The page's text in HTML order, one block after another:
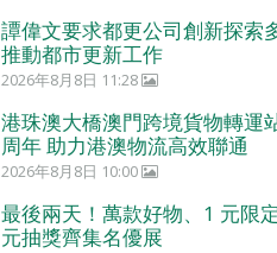
譚偉文要求都更公司創新探索
推動都市更新工作
2026年8月8日 11:28
港珠澳大橋澳門跨境貨物轉運
周年 助力港澳物流高效聯通
2026年8月8日 10:00
最後兩天！萬款好物、1 元限
元抽獎齊集名優展